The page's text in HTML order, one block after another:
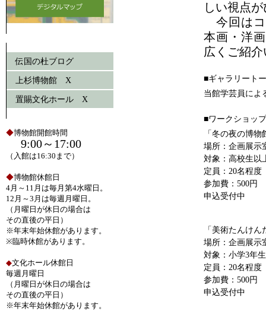
伝国の杜ブログ
上杉博物館 X
置賜文化ホール X
◆博物館開館時間
9:00～17:00
（入館は16:30まで）
◆博物館休館日
4月～11月は毎月第4水曜日。
12月～3月は毎週月曜日。
（月曜日が休日の場合は
その直後の平日）
※年末年始休館があります。
※臨時休館があります。
◆文化ホール休館日
毎週月曜日
（月曜日が休日の場合は
その直後の平日）
※年末年始休館があります。
しい視点
今回はコ
本画・洋
広くご紹
■ギャラリート
当館学芸員に
■ワークショッ
「冬の夜の博
場所：企画展示
対象：高校生以
定員：20名程度
参加費：500円
申込受付中
「美術たんけん
場所：企画展示
対象：小学3年
定員：20名程度
参加費：500円
申込受付中